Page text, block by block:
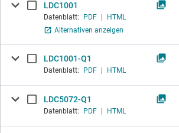
LDC1001
Datenblatt: PDF
HTML
Alternativen anzeigen
LDC1001-Q1
Datenblatt: PDF HTML
LDC5072-Q1
Datenblatt: PDF HTML